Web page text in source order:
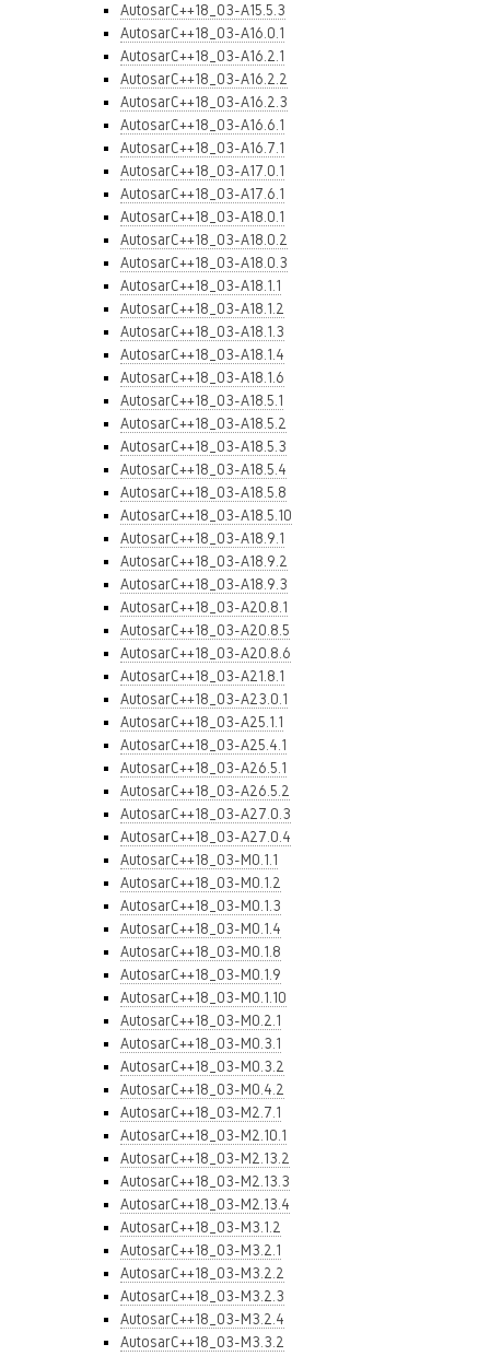
AutosarC++18_03-A15.5.3
AutosarC++18_03-A16.0.1
AutosarC++18_03-A16.2.1
AutosarC++18_03-A16.2.2
AutosarC++18_03-A16.2.3
AutosarC++18_03-A16.6.1
AutosarC++18_03-A16.7.1
AutosarC++18_03-A17.0.1
AutosarC++18_03-A17.6.1
AutosarC++18_03-A18.0.1
AutosarC++18_03-A18.0.2
AutosarC++18_03-A18.0.3
AutosarC++18_03-A18.1.1
AutosarC++18_03-A18.1.2
AutosarC++18_03-A18.1.3
AutosarC++18_03-A18.1.4
AutosarC++18_03-A18.1.6
AutosarC++18_03-A18.5.1
AutosarC++18_03-A18.5.2
AutosarC++18_03-A18.5.3
AutosarC++18_03-A18.5.4
AutosarC++18_03-A18.5.8
AutosarC++18_03-A18.5.10
AutosarC++18_03-A18.9.1
AutosarC++18_03-A18.9.2
AutosarC++18_03-A18.9.3
AutosarC++18_03-A20.8.1
AutosarC++18_03-A20.8.5
AutosarC++18_03-A20.8.6
AutosarC++18_03-A21.8.1
AutosarC++18_03-A23.0.1
AutosarC++18_03-A25.1.1
AutosarC++18_03-A25.4.1
AutosarC++18_03-A26.5.1
AutosarC++18_03-A26.5.2
AutosarC++18_03-A27.0.3
AutosarC++18_03-A27.0.4
AutosarC++18_03-M0.1.1
AutosarC++18_03-M0.1.2
AutosarC++18_03-M0.1.3
AutosarC++18_03-M0.1.4
AutosarC++18_03-M0.1.8
AutosarC++18_03-M0.1.9
AutosarC++18_03-M0.1.10
AutosarC++18_03-M0.2.1
AutosarC++18_03-M0.3.1
AutosarC++18_03-M0.3.2
AutosarC++18_03-M0.4.2
AutosarC++18_03-M2.7.1
AutosarC++18_03-M2.10.1
AutosarC++18_03-M2.13.2
AutosarC++18_03-M2.13.3
AutosarC++18_03-M2.13.4
AutosarC++18_03-M3.1.2
AutosarC++18_03-M3.2.1
AutosarC++18_03-M3.2.2
AutosarC++18_03-M3.2.3
AutosarC++18_03-M3.2.4
AutosarC++18_03-M3.3.2